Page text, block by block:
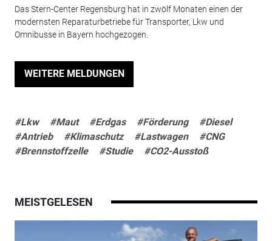
Das Stern-Center Regensburg hat in zwölf Monaten einen der
modernsten Reparaturbetriebe für Transporter, Lkw und
Omnibusse in Bayern hochgezogen.
WEITERE MELDUNGEN
#Lkw #Maut #Erdgas #Förderung
#Diesel
#Antrieb
#Klimaschutz #Lastwagen
#CNG
#Brennstoffzelle
#Studie #CO2-Ausstoß
MEISTGELESEN